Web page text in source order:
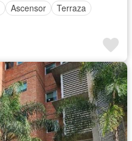
Ascensor
Terraza